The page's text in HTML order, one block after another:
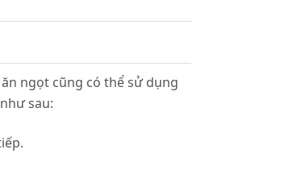
ngọt cũng có thể sử dụng
sau: